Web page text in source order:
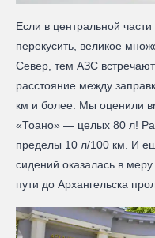
Если в центральной
перекусить, великое
Север, тем АЗС
расстояние между
км и более. Мы оценили
«Тоано» — целых 80 л!
пределы 10 л/100 км. И
сидений оказалась в
пути до Архангельска